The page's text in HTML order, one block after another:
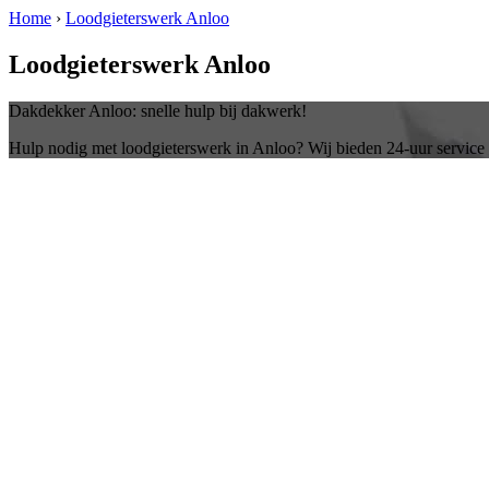
Home › Loodgieterswerk Anloo
Loodgieterswerk Anloo
Dakdekker Anloo: snelle hulp bij dakwerk!
Hulp nodig met loodgieterswerk in Anloo? Wij bieden 24-uur